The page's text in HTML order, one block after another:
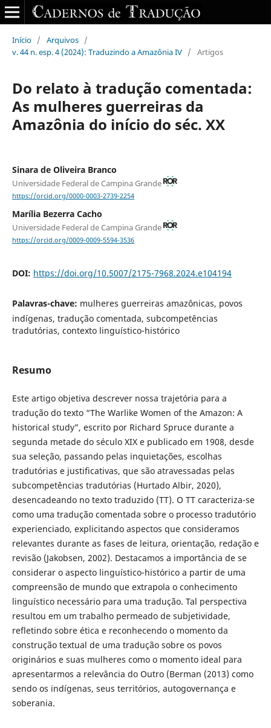
Início / Arquivos /
v. 44 n. esp. 4 (2024): Traduzindo a Amazônia IV / Artigos
Do relato à tradução comentada:
As mulheres guerreiras da
Amazônia do início do séc. XX
Sinara de Oliveira Branco
Universidade Federal de Campina Grande
https://orcid.org/0000-0003-2739-2254
Marília Bezerra Cacho
Universidade Federal de Campina Grande
https://orcid.org/0009-0009-5594-3536
DOI: https://doi.org/10.5007/2175-7968.2024.e104194
Palavras-chave: mulheres guerreiras amazônicas, povos
indígenas, tradução comentada, subcompetências
tradutórias, contexto linguístico-histórico
Resumo
Este artigo objetiva descrever nossa trajetória para a
tradução do texto “The Warlike Women of the Amazon: A
historical study”, escrito por Richard Spruce durante a
segunda metade do século XIX e publicado em 1908, desde
sua seleção, passando pelas inquietações, escolhas
tradutórias e justificativas, que são atravessadas pelas
subcompetências tradutórias (Hurtado Albir, 2020),
desencadeando no texto traduzido (TT). O TT caracteriza-se
como uma tradução comentada sobre o processo tradutório
experienciado, explicitando aspectos que consideramos
relevantes durante as fases de leitura, orientação, redação e
revisão (Jakobsen, 2002). Destacamos a importância de se
considerar o aspecto linguístico-histórico a partir de uma
compreensão de mundo que extrapola o conhecimento
linguístico necessário para uma tradução. Tal perspectiva
resultou em um trabalho permeado de subjetividade,
refletindo sobre ética e reconhecendo o momento da
construção textual de uma tradução sobre os povos
originários e suas mulheres como o momento ideal para
apresentarmos a relevância do Outro (Berman (2013) como
sendo os indígenas, seus territórios, autogovernança e
soberania.